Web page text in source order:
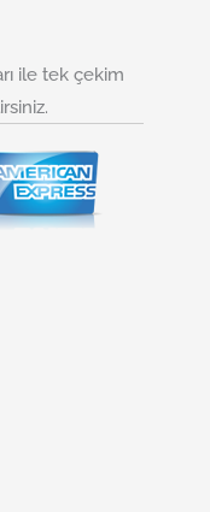
ile tek çekim